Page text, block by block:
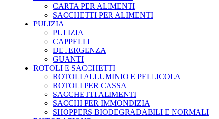
CARTA PER ALIMENTI
SACCHETTI PER ALIMENTI
PULIZIA
PULIZIA
CAPPELLI
DETERGENZA
GUANTI
ROTOLI E SACCHETTI
ROTOLI ALLUMINIO E PELLICOLA
ROTOLI PER CASSA
SACCHETTI ALIMENTI
SACCHI PER IMMONDIZIA
SHOPPERS BIODEGRADABILI E NORMALI